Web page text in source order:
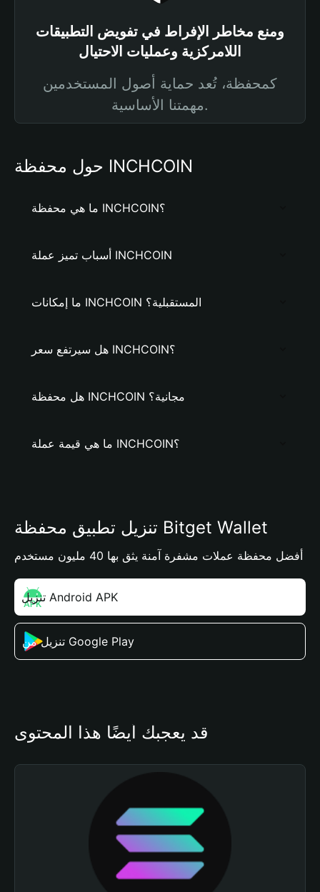
ومنع مخاطر الإفراط في تفويض التطبيقات
اللامركزية وعمليات الاحتيال
كمحفظة، تُعد حماية أصول المستخدمين
مهمتنا الأساسية.
حول محفظة INCHCOIN
ما هي محفظة INCHCOIN؟
أسباب تميز عملة INCHCOIN
ما إمكانات INCHCOIN المستقبلية؟
هل سيرتفع سعر INCHCOIN؟
هل محفظة INCHCOIN مجانية؟
ما هي قيمة عملة INCHCOIN؟
تنزيل تطبيق محفظة Bitget Wallet
أفضل محفظة عملات مشفرة آمنة يثق بها 40 مليون مستخدم
تنزيل Android APK
تنزيل من Google Play
قد يعجبك أيضًا هذا المحتوى